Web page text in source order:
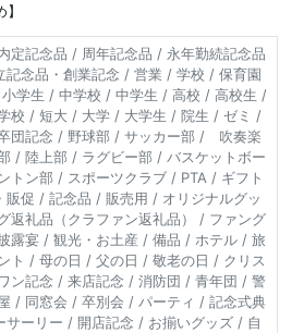
定記念品 / 周年記念品 / 永年勤続記念品
念品・創業記念 / 営業 / 学校 / 保育園
学生 / 中学校 / 中学生 / 高校 / 高校生 /
校 / 短大 / 大学 / 大学生 / 院生 / ゼミ /
団記念 / 野球部 / サッカー部 / 吹奏楽
/ 陸上部 / ラグビー部 / バスケットボー
トン部 / スポーツクラブ / PTA / ギフト
促 / 記念品 / 販売用 / オリジナルグッ
返礼品（クラファン返礼品） / ファング
露宴 / 観光・お土産 / 備品 / ホテル / 旅
ト / 母の日 / 父の日 / 敬老の日 / クリス
ン記念 / 来店記念 / 消防団 / 青年団 / 警
/ 同窓会 / 卒別会 / パーティ / 記念式典
ーリー / 開店記念 / お揃いグッズ / 自